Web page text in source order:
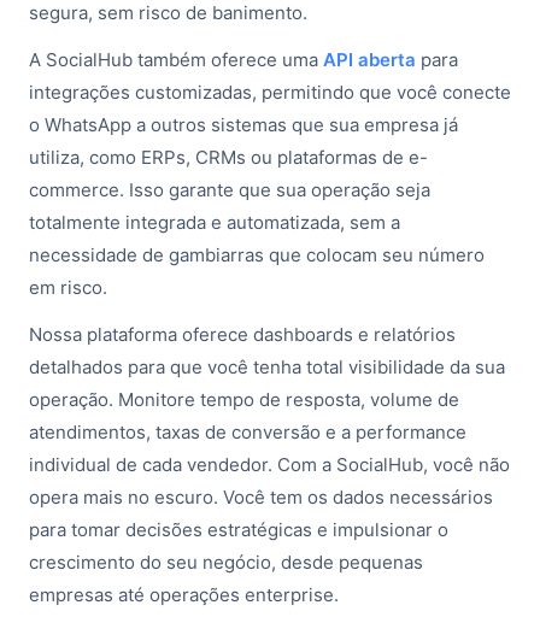
segura, sem risco de banimento.
A SocialHub também oferece uma API aberta para
integrações customizadas, permitindo que você conecte
o WhatsApp a outros sistemas que sua empresa já
utiliza, como ERPs, CRMs ou plataformas de e-
commerce. Isso garante que sua operação seja
totalmente integrada e automatizada, sem a
necessidade de gambiarras que colocam seu número
em risco.
Nossa plataforma oferece dashboards e relatórios
detalhados para que você tenha total visibilidade da sua
operação. Monitore tempo de resposta, volume de
atendimentos, taxas de conversão e a performance
individual de cada vendedor. Com a SocialHub, você não
opera mais no escuro. Você tem os dados necessários
para tomar decisões estratégicas e impulsionar o
crescimento do seu negócio, desde pequenas
empresas até operações enterprise.